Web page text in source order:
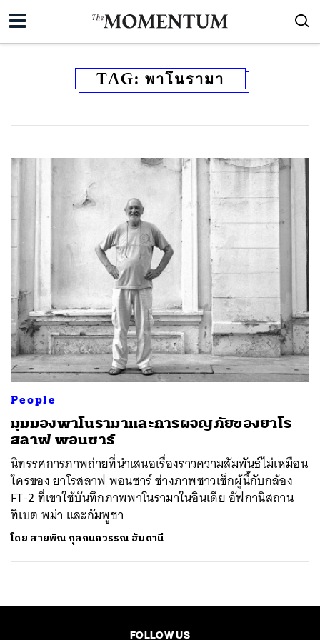
TAG: พาโนรามา
People
มุมมองพาโนรามาและการผจญภัยของยาโร
สลาฟ พอนซาร์
นิทรรศการภาพถ่ายที่นำเสนอเรื่องราวความสัมพันธ์ไม่เหมือน
ใครของ ยาโรสลาฟ พอนซาร์ ช่างภาพชาวเช็กผู้นี้กับกล้อง
FT-2 ที่เขาใช้บันทึกภาพพาโนรามาในอินเดีย อัฟกานิสถาน
ทิเบต พม่า และกัมพูชา
โดย สายพิณ กุลกนกวรรณ ฮัมดานี
FOLLOW US
ค้นหา
SHARE TWEET LINE EMAIL